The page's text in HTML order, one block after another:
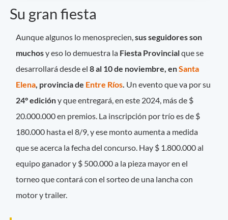
Su gran fiesta
Aunque algunos lo menosprecien,sus seguidores son
muchosy eso lo demuestra la Fiesta Provincialque se
desarrollará desde el8 al 10 de noviembre, enSanta
Elena , provincia de Entre Ríos Un evento que va por su
24° edicióny que entregará, en este 2024, más de $
20.000.000 en premios. La inscripción por trío es de $
180.000 hasta el 8/9, y ese monto aumenta a medida
que se acerca la fecha del concurso. Hay $ 1.800.000 al
equipo ganador y $ 500.000 a la pieza mayor en el
torneo que contará con el sorteo de una lancha con
motor y trailer.